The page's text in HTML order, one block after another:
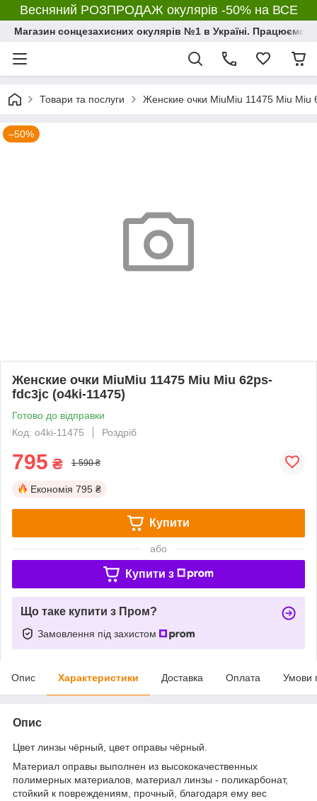
Весняний РОЗПРОДАЖ окулярів -50% на ВСЕ
Магазин сонцезахисних окулярів №1 в Україні. Працюємо з
Товари та послуги Женские очки MiuMiu 11475 Miu Miu
–50%
Женские очки MiuMiu 11475 Miu Miu 62ps-
fdc3jc (o4ki-11475)
Готово до відправки
Код: o4ki-11475
Роздріб
795 ₴ 1 590 ₴
Економія 795 ₴
Купити
або
Купити з
Що таке купити з Пром?
Замовлення під захистом
Опис Характеристики Доставка Оплата Умови
Опис
Цвет линзы чёрный, цвет оправы чёрный.
Материал оправы выполнен из высококачественных
полимерных материалов, материал линзы - поликарбонат,
стойкий к повреждениям, прочный, благодаря ему вес